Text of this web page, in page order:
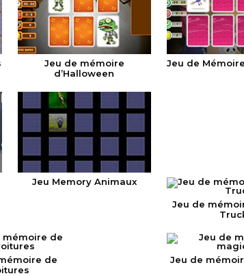
Jeu de mémoire
d’Halloween
Jeu de
Jeu Memory Animaux
Jeu de
de
Jeu de